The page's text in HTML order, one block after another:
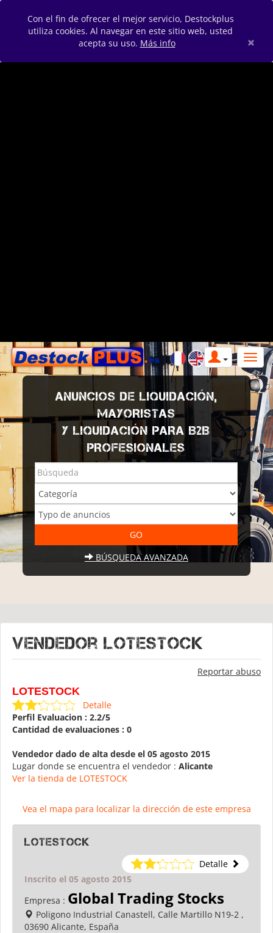
Con el fin de ofrecer el mejor servicio, Destockplus
utiliza cookies. Al navegar en este sitio web, usted
acepta su uso. Más info ×
ANUNCIOS DE LIQUIDACIÓN,
MAYORISTAS
Y LIQUIDACIÓN PARA B2B
PROFESIONALES
BÚSQUEDA AVANZADA
Vendedor LOTESTOCK
Reportar abuso
LOTESTOCK
Detalle
Perfil Evaluacion : 2.2/5
Cantidad de evaluaciones : 0
Vendedor dado de alta desde el 05 agosto 2015
Lugar donde se encuentra el vendedor : Alicante
Ver la tienda de LOTESTOCK
Vea el mapa para localizar la dirección de este empresa
LOTESTOCK
Detalle
Inscrito el 05 agosto 2015
Empresa : Global Trading Stocks
Poligono Industrial Canastell, Calle Martillo N19-2 ,
03690 Alicante, España